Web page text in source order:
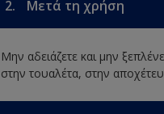
2. Μετά τη χρήση
Μην αδειάζετε και μην
στην τουαλέτα, στην